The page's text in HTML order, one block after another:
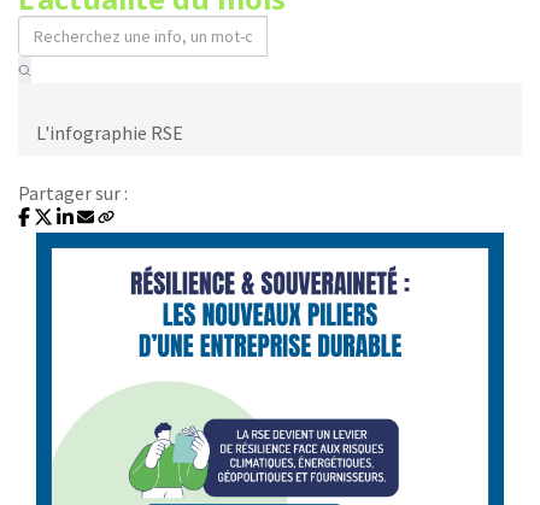
L'infographie RSE
Partager sur :